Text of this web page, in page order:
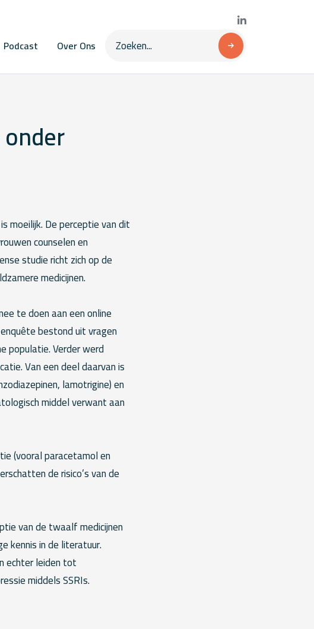
Podcast Over Ons
moeilijk. De perceptie van dit
counselen en
studie richt zich op de
medicijnen.
te doen aan een online
bestond uit vragen
populatie. Verder werd
Van een deel daarvan is
lamotrigine) en
middel verwant aan
(vooral paracetamol en
de risico’s van de
van de twaalf medicijnen
kennis in de literatuur.
echter leiden tot
middels SSRIs.